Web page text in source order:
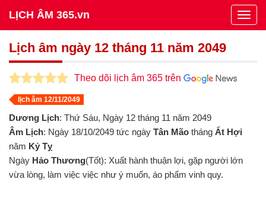
LỊCH ÂM 365.vn
Lịch âm ngày 12 tháng 11 năm 2049
Theo dõi lịch âm 365 trên
lịch âm 12/11/2049
Dương Lịch: Thứ Sáu, Ngày 12 tháng 11 năm 2049
Âm Lịch: Ngày 18/10/2049 tức ngày Tân Mão tháng Ất Hợi
năm Kỷ Tỵ
Ngày Hảo Thương(Tốt): Xuất hành thuận lợi, gặp người lớn
vừa lòng, làm việc việc như ý muốn, áo phẩm vinh quy.